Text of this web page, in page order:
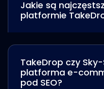
Jakie są
platformie
TakeDrop czy
platforma e-
pod SEO?